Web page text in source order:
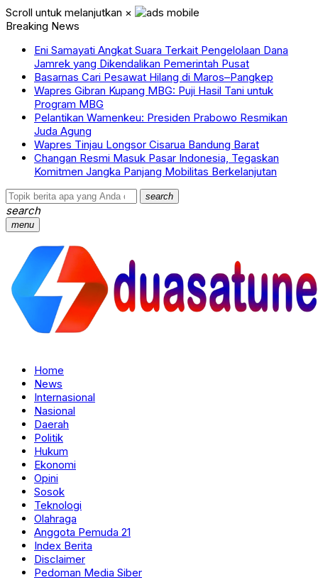
Scroll untuk melanjutkan ×
Breaking News
Eni Samayati Angkat Suara Terkait Pengelolaan Dana
Jamrek yang Dikendalikan Pemerintah Pusat
Basarnas Cari Pesawat Hilang di Maros–Pangkep
Wapres Gibran Kupang MBG: Puji Hasil Tani untuk
Program MBG
Pelantikan Wamenkeu: Presiden Prabowo Resmikan
Juda Agung
Wapres Tinjau Longsor Cisarua Bandung Barat
Changan Resmi Masuk Pasar Indonesia, Tegaskan
Komitmen Jangka Panjang Mobilitas Berkelanjutan
search
search
menu
Home
News
Internasional
Nasional
Daerah
Politik
Hukum
Ekonomi
Opini
Sosok
Teknologi
Olahraga
Anggota Pemuda 21
Index Berita
Disclaimer
Pedoman Media Siber